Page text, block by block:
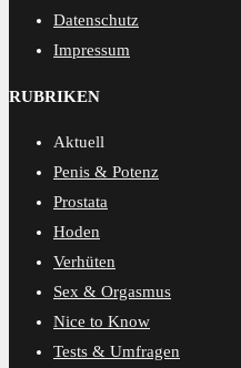
Datenschutz
Impressum
RUBRIKEN
Aktuell
Penis & Potenz
Prostata
Hoden
Verhüten
Sex & Orgasmus
Nice to Know
Tests & Umfragen